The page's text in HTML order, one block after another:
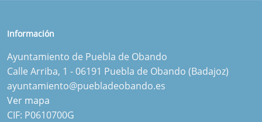
Información
Ayuntamiento de Puebla de Obando
Calle Arriba, 1 - 06191 Puebla de Obando (Badajoz)
ayuntamiento@puebladeobando.es
Ver mapa
CIF: P0610700G